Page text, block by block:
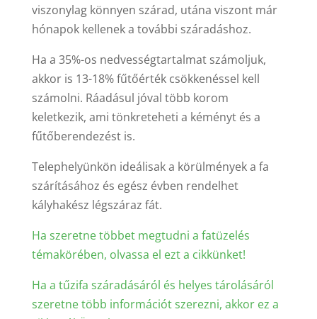
viszonylag könnyen szárad, utána viszont már
hónapok kellenek a további száradáshoz.
Ha a 35%-os nedvességtartalmat számoljuk,
akkor is 13-18% fűtőérték csökkenéssel kell
számolni. Ráadásul jóval több korom
keletkezik, ami tönkreteheti a kéményt és a
fűtőberendezést is.
Telephelyünkön ideálisak a körülmények a fa
szárításához és egész évben rendelhet
kályhakész légszáraz fát.
Ha szeretne többet megtudni a fatüzelés
témakörében, olvassa el ezt a cikkünket!
Ha a tűzifa száradásáról és helyes tárolásáról
szeretne több információt szerezni, akkor ez a